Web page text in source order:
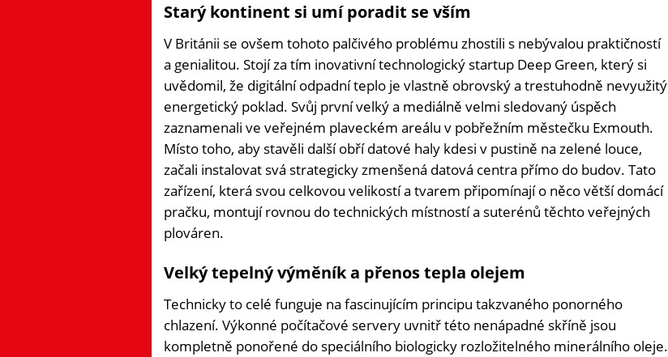
Starý kontinent si umí poradit se vším
V Británii se ovšem tohoto palčivého problému zhostili s nebývalou praktičností
a genialitou. Stojí za tím inovativní technologický startup Deep Green, který si
uvědomil, že digitální odpadní teplo je vlastně obrovský a trestuhodně nevyužitý
energetický poklad. Svůj první velký a mediálně velmi sledovaný úspěch
zaznamenali ve veřejném plaveckém areálu v pobřežním městečku Exmouth.
Místo toho, aby stavěli další obří datové haly kdesi v pustině na zelené louce,
začali instalovat svá strategicky zmenšená datová centra přímo do budov. Tato
zařízení, která svou celkovou velikostí a tvarem připomínají o něco větší domácí
pračku, montují rovnou do technických místností a suterénů těchto veřejných
plováren.
Velký tepelný výměník a přenos tepla olejem
Technicky to celé funguje na fascinujícím principu takzvaného ponorného
chlazení. Výkonné počítačové servery uvnitř této nenápadné skříně jsou
kompletně ponořené do speciálního biologicky rozložitelného minerálního oleje.